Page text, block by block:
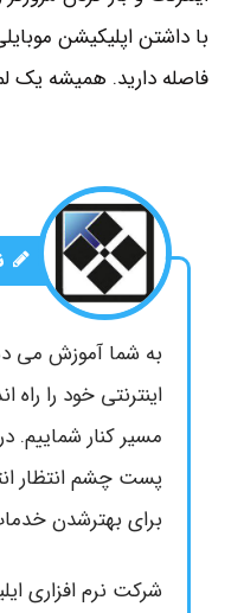
با داشتن اپلیکیشن
فاصله دارید. همیشه یک
به شما آموزش می
اینترنتی خود را راه
مسیر کنار
پست چشم انتظار
برای بهترشدن
شرکت نرم افزاری